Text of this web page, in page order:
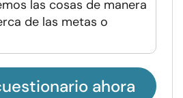
las cosas de manera
de las metas o
ahora